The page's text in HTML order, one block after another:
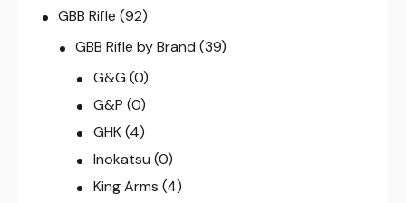
GBB Rifle (92)
GBB Rifle by Brand (39)
G&G (0)
G&P (0)
GHK (4)
Inokatsu (0)
King Arms (4)